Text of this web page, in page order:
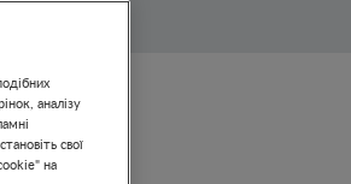
аналізу
свої
на